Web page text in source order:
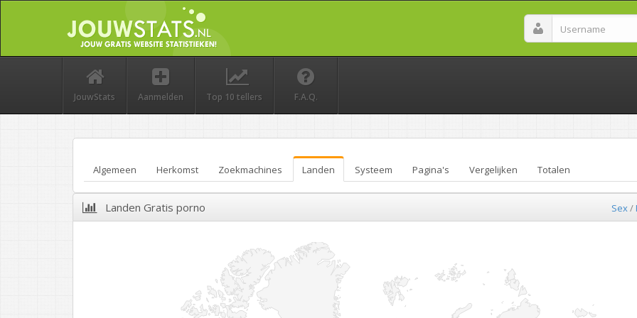
JouwStats Aanmelden Top 10 tellers F.A.Q.
Algemeen Herkomst Zoekmachines Landen Systeem Pagina's Vergelijken Totalen
Landen Gratis porno Sex/